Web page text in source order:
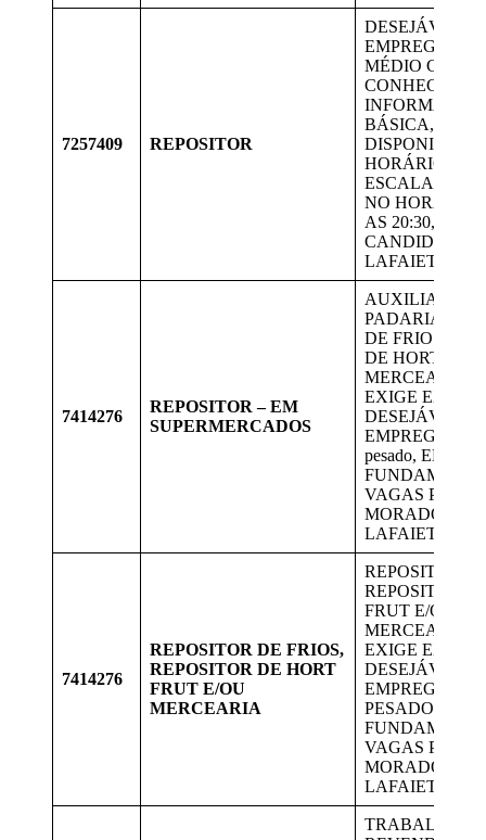
7257409 REPOSITOR
DESEJÁVEL 1º
EMPREGO.
MÉDIO
INFORMÁTICA
BÁSICA,
HORÁRIO, EM
ESCALA DE 5
NO HORÁRIO
AS 20:30,
CANDIDATOS
LAFAIETE
7414276
REPOSITOR – EM
SUPERMERCADOS
AUXILIAR DE
PADARIA;
DE FRIOS,
DE HORT
MERCEARIA:
EXIGE
DESEJÁVEL
EMPREGO.
pesado, ENSINO
VAGAS PARA
MORADORES
LAFAIETE
7414276
REPOSITOR DE FRIOS,
REPOSITOR DE HORT
FRUT E/OU
MERCEARIA
REPOSITOR
REPOSITOR
FRUT E/OU
MERCEARIA:
EXIGE
DESEJÁVEL
EMPREGO.
PESADO,
VAGAS PARA
MORADORES
LAFAIETE
TRABALHAR